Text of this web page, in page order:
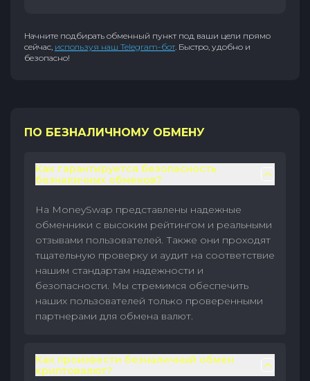
Начните подбирать обменный пункт под ваши цели прямо
сейчас, используя наш Telegram-бот. Быстро, удобно и
безопасно!
ПО БЕЗНАЛИЧНОМУ ОБМЕНУ
Как гарантируется безопасность
безналичных обменов?
На MoneySwap представлены надежные
обменники с высоким рейтингом и реальными
отзывами пользователей. Также они проходят
тщательную проверку и аудит на соответствие
нашим стандартам надежности и
безопасности. Мы стремимся обеспечить
наших пользователей только проверенными
партнерами для обмена валют.
Как произвести безналичный обмен
криптовалют?